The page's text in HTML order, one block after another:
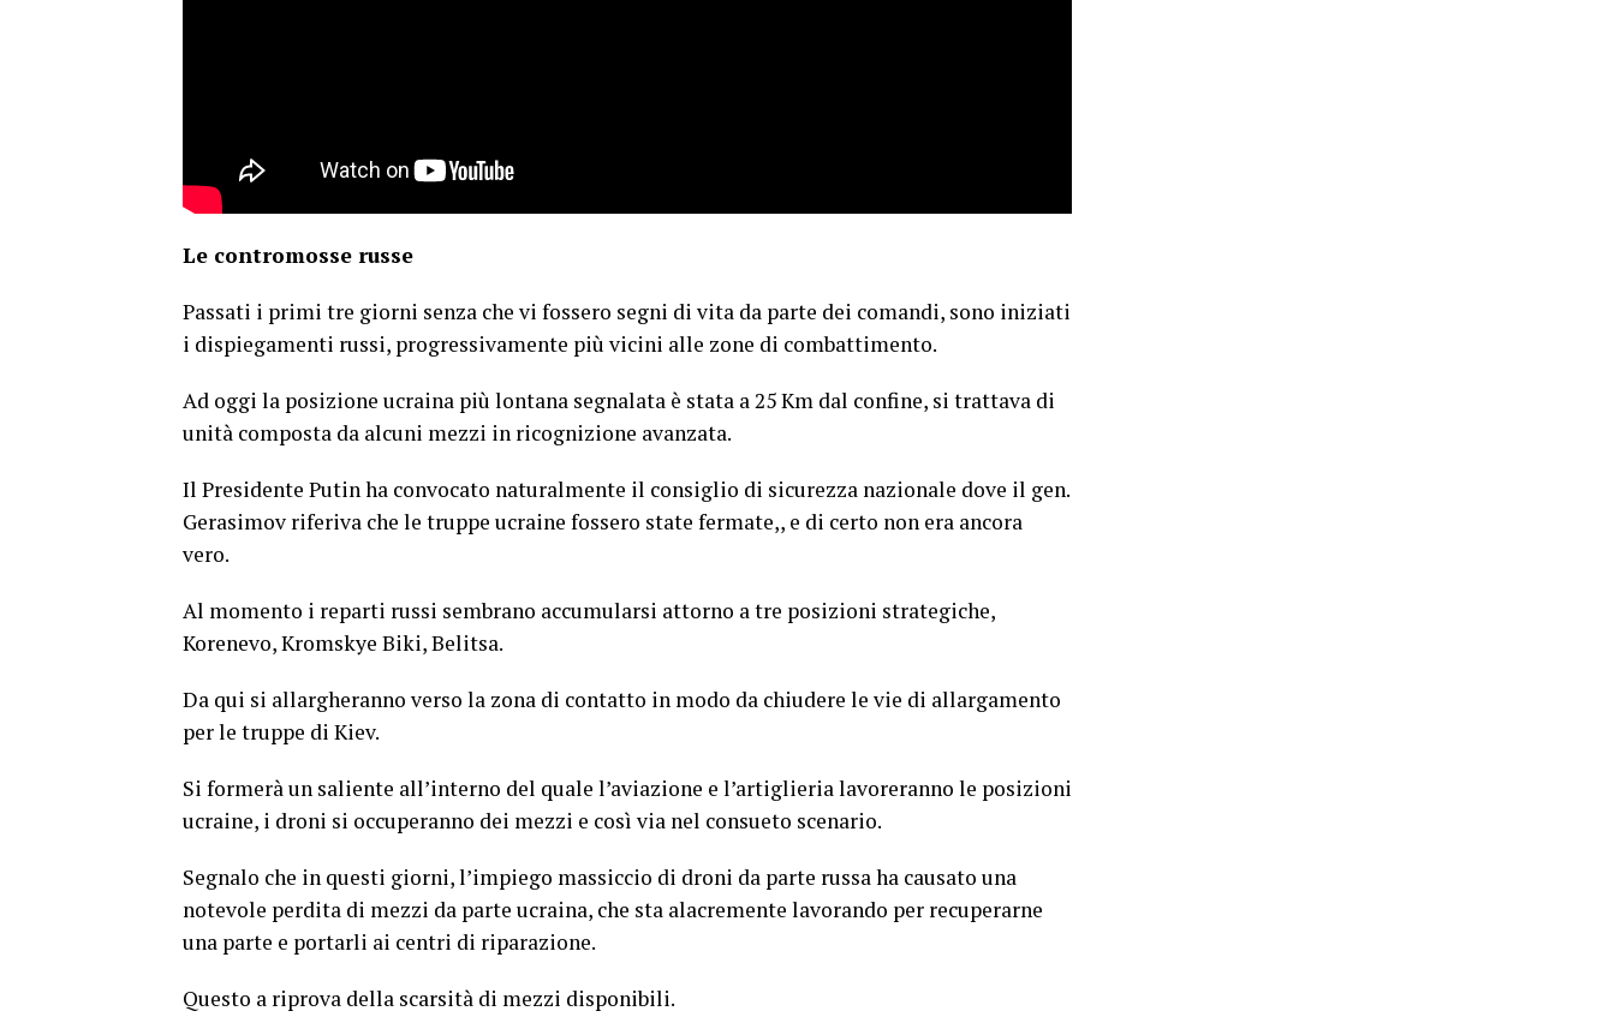
Le contromosse russe
Passati i primi tre giorni senza che vi fossero segni di vita da parte dei comandi, sono iniziati
i dispiegamenti russi, progressivamente più vicini alle zone di combattimento.
Ad oggi la posizione ucraina più lontana segnalata è stata a 25 Km dal confine, si trattava di
unità composta da alcuni mezzi in ricognizione avanzata.
Il Presidente Putin ha convocato naturalmente il consiglio di sicurezza nazionale dove il gen.
Gerasimov riferiva che le truppe ucraine fossero state fermate,, e di certo non era ancora
vero.
Al momento i reparti russi sembrano accumularsi attorno a tre posizioni strategiche,
Korenevo, Kromskye Biki, Belitsa.
Da qui si allargheranno verso la zona di contatto in modo da chiudere le vie di allargamento
per le truppe di Kiev.
Si formerà un saliente all’interno del quale l’aviazione e l’artiglieria lavoreranno le posizioni
ucraine, i droni si occuperanno dei mezzi e così via nel consueto scenario.
Segnalo che in questi giorni, l’impiego massiccio di droni da parte russa ha causato una
notevole perdita di mezzi da parte ucraina, che sta alacremente lavorando per recuperarne
una parte e portarli ai centri di riparazione.
Questo a riprova della scarsità di mezzi disponibili.